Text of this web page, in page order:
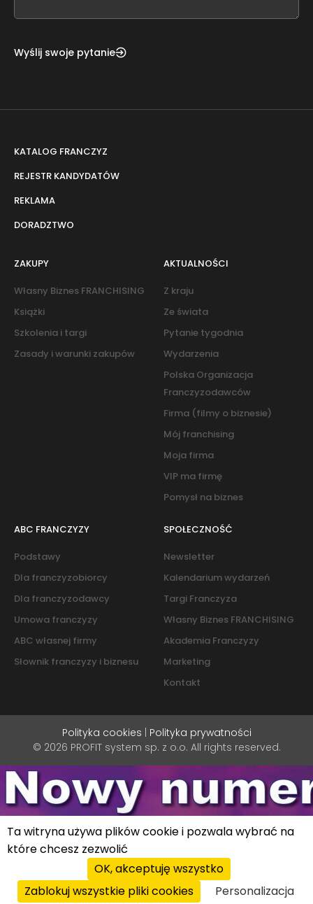
Wyślij swoje pytanie
KATALOG FRANCZYZ
REJESTR KANDYDATÓW
REKLAMA
DORADZTWO
ZAKUPY
Własny Biznes FRANCHISING
Książki
Szkolenia i targi
Zasady i warunki zakupów
AKTUALNOŚCI
Z kraju
Ze świata
Pytanie tygodnia
Wydarzenia
Polska Organizacja
Franczyzodawców
Firma (filmy o biznesie)
Mój franchising
Moja firma
VIP ma firmę
Pomysł na biznes
ABC FRANCZYZY
Podstawy
Dla franczyzobiorcy
Dla franczyzodawcy
Umowa franczyzy
ABC własnej firmy
Słownik franczyzy i biznesu
SPOŁECZNOŚĆ
Newsletter
Kalendarium wydarzeń
Targi Franczyza
Własny Biznes FRANCHISING
Akademia Franczyzy
Marketing
Kontakt
Polityka cookies
Polityka prywatności
© 2026 PROFIT system sp. z o.o. All rights reserved.
Ta witryna używa plików cookie i pozwala wybrać na
które chcesz zezwolić
OK, akceptuję wszystko
Zablokuj wszystkie pliki cookies
Personalizacja